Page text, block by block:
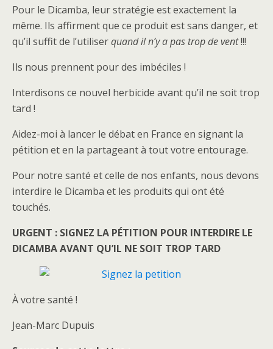
Pour le Dicamba, leur stratégie est exactement la
même. Ils affirment que ce produit est sans danger, et
qu’il suffit de l’utiliserquand il n’y a pas trop de vent!!!
Ils nous prennent pour des imbéciles !
Interdisons ce nouvel herbicide avant qu’il ne soit trop
tard !
Aidez-moi à lancer le débat en France en signant la
pétition et en la partageant à tout votre entourage.
Pour notre santé et celle de nos enfants, nous devons
interdire le Dicamba et les produits qui ont été
touchés.
URGENT : SIGNEZ LA PÉTITION POUR INTERDIRE LE
DICAMBA AVANT QU’IL NE SOIT TROP TARD
À votre santé !
Jean-Marc Dupuis